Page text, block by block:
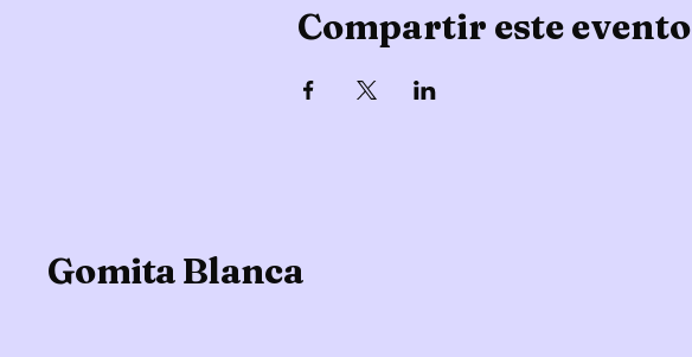
Compartir este evento
Gomita Blanca